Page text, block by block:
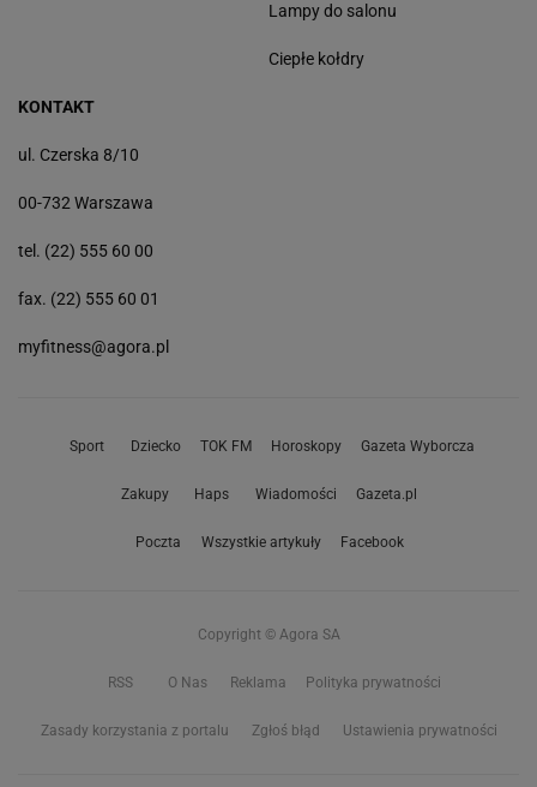
Lampy do salonu
Ciepłe kołdry
KONTAKT
ul. Czerska 8/10
00-732 Warszawa
tel. (22) 555 60 00
fax. (22) 555 60 01
myfitness@agora.pl
Sport Dziecko TOK FM Horoskopy Gazeta Wyborcza
Zakupy Haps Wiadomości Gazeta.pl
Poczta Wszystkie artykuły Facebook
Copyright © Agora SA
RSS O Nas Reklama Polityka prywatności
Zasady korzystania z portalu Zgłoś błąd Ustawienia prywatności